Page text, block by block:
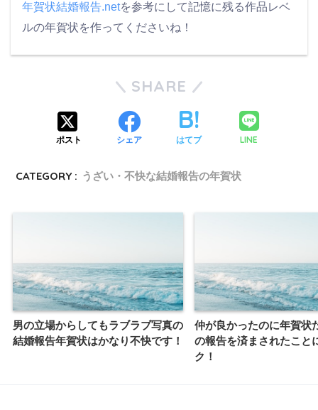
年賀状結婚報告.netを参考にして記憶に残る作品レベ
ルの年賀状を作ってくださいね！
SHARE
ポスト シェア はてブ LINE
CATEGORY : うざい・不快な結婚報告の年賀状
男の立場からしてもラブラブ写真の
結婚報告年賀状はかなり不快です！
仲が良かったのに年賀状
の報告を済まされたこと
ク！